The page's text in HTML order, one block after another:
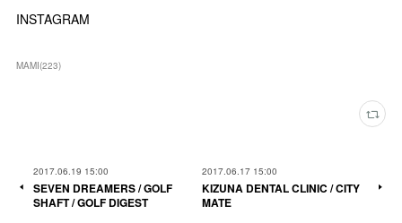
INSTAGRAM
MAMI(223)
2017.06.19 15:00
SEVEN DREAMERS / GOLF
SHAFT / GOLF DIGEST
2017.06.17 15:00
KIZUNA DENTAL CLINIC / CITY
MATE